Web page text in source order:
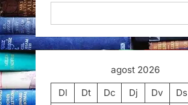
agost 2026
Dl
Dt Dc Dj Dv Ds